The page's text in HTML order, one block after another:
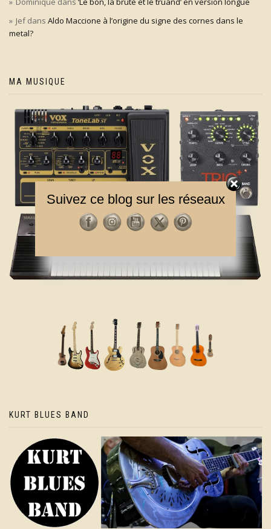
Jefdans Aldo Maccione à l’origine du signe des cornes dans le
metal?
MA MUSIQUE
KURT BLUES BAND
Suivez ce blog sur les réseaux